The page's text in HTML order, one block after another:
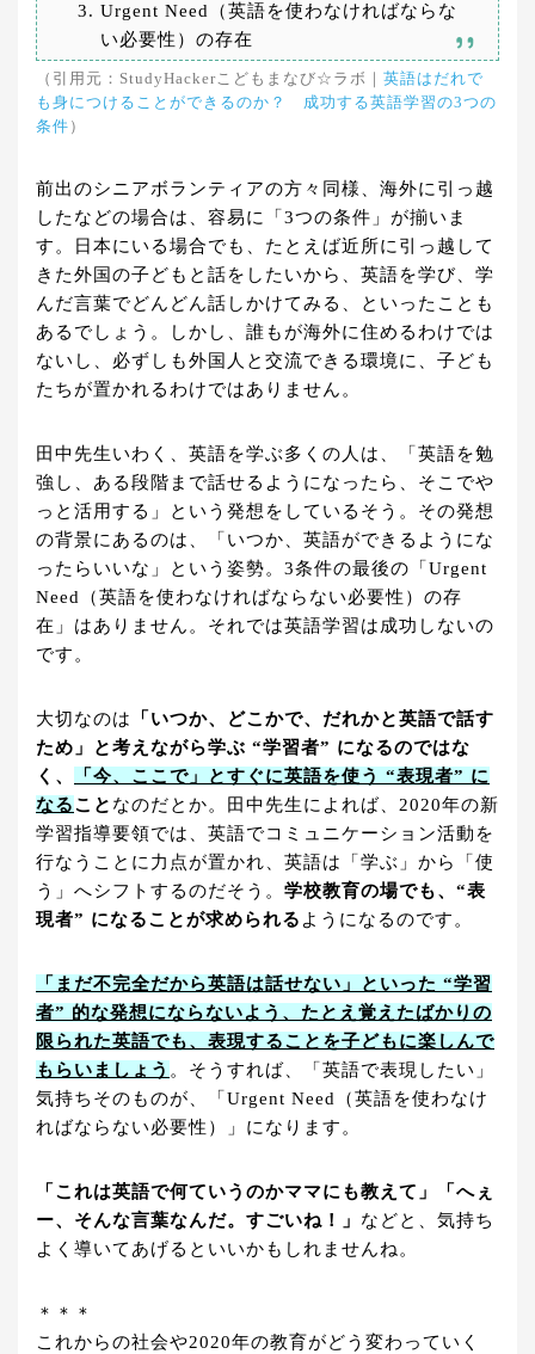
Urgent Need（英語を使わなければならな
い必要性）の存在
（引用元：StudyHackerこどもまなび☆ラボ｜ 英語はだれで
も身につけることができるのか？ 成功する英語学習の3つの
条件 ）
前出のシニアボランティアの方々同様、海外に引っ越
したなどの場合は、容易に「3つの条件」が揃いま
す。日本にいる場合でも、たとえば近所に引っ越して
きた外国の子どもと話をしたいから、英語を学び、学
んだ言葉でどんどん話しかけてみる、といったことも
あるでしょう。しかし、誰もが海外に住めるわけでは
ないし、必ずしも外国人と交流できる環境に、子ども
たちが置かれるわけではありません。
田中先生いわく、英語を学ぶ多くの人は、「英語を勉
強し、ある段階まで話せるようになったら、そこでや
っと活用する」という発想をしているそう。その発想
の背景にあるのは、「いつか、英語ができるようにな
ったらいいな」という姿勢。3条件の最後の「Urgent
Need（英語を使わなければならない必要性）の存
在」はありません。それでは英語学習は成功しないの
です。
大切なのは
「いつか、どこかで、だれかと英語で話す
ため」と考えながら学ぶ “学習者” になるのではな
く、
「今、ここで」とすぐに英語を使う “表現者” に
なること なのだとか。田中先生によれば、2020年の新
学習指導要領では、英語でコミュニケーション活動を
行なうことに力点が置かれ、英語は「学ぶ」から「使
う」へシフトするのだそう。 学校教育の場でも、“表
現者” になることが求められる ようになるのです。
「まだ不完全だから英語は話せない」といった “学習
者” 的な発想にならないよう、たとえ覚えたばかりの
限られた英語でも、表現することを子どもに楽しんで
もらいましょう 。そうすれば、「英語で表現したい」
気持ちそのものが、「Urgent Need（英語を使わなけ
ればならない必要性）」になります。
「これは英語で何ていうのかママにも教えて」「へぇ
ー、そんな言葉なんだ。すごいね！」 などと、気持ち
よく導いてあげるといいかもしれませんね。
＊＊＊
これからの社会や2020年の教育がどう変わっていく